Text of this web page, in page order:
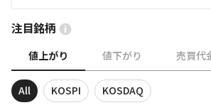
注目銘柄
値上がり 値下がり 売買代
All KOSPI KOSDAQ